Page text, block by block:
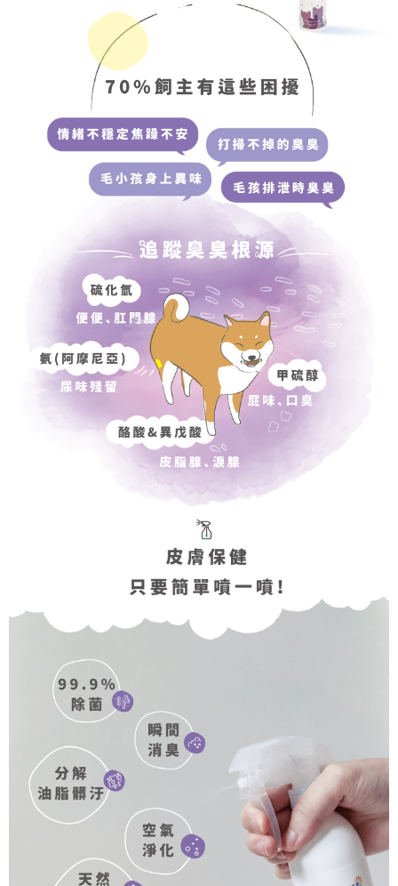
權轉讓予恩沛科技股份有限公司。
２．關於個人資料處理事宜，請瀏覽以下網址：
https://aftee.tw/terms/#terms3
３．未成年的使用者請事先徵得法定代理人或監護人之同意方可使用
「AFTEE先享後付」，若未經同意申辦者引起之損失，本公司不負相關責
４．使用「AFTEE先享後付」時，將依據個別帳號之用戶狀況，依本公司即
時審查核予不同之上限額度；若仍有額度不足之情形，本公司將視審查結果
請求用戶進行身份認證。
５．嚴禁一人註冊多個帳號或使用他人資訊註冊。若發現惡意使用之情形，
恩沛科技股份有限公司將有權停止該用戶之使用額度並採取法律行動。